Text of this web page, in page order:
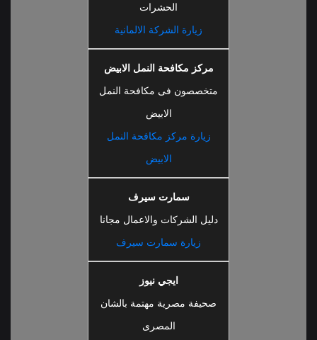
الحشرات
زيارة الشركة الالمانية
مركز مكافحة النمل الابيض
متخصصون فى مكافحة النمل
الابيض
زيارة مركز مكافحة النمل
الابيض
سمارت سيرف
دليل الشركات والاعمال مجانا
زيارة سمارت سيرف
ايجي نيوز
صحيفة مصرية مهتمة بالشان
المصرى